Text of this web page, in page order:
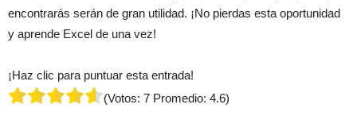
encontrarás serán de gran utilidad. ¡No pierdas esta oportunidad
y aprende Excel de una vez!
¡Haz clic para puntuar esta entrada!
(Votos: 7 Promedio: 4.6)